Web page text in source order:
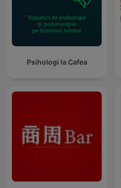
Psihologi la Cafea